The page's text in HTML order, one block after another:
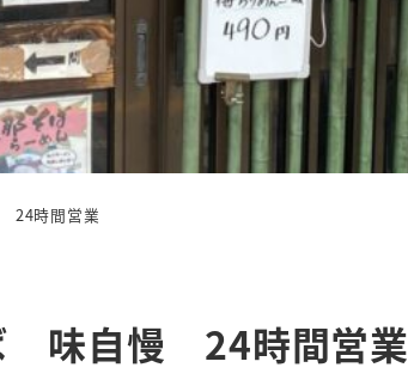
時間営業
味自慢 24時間営業